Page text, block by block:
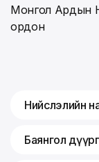
Монгол Ардын
ордон
Нийслэлийн
Баянгол